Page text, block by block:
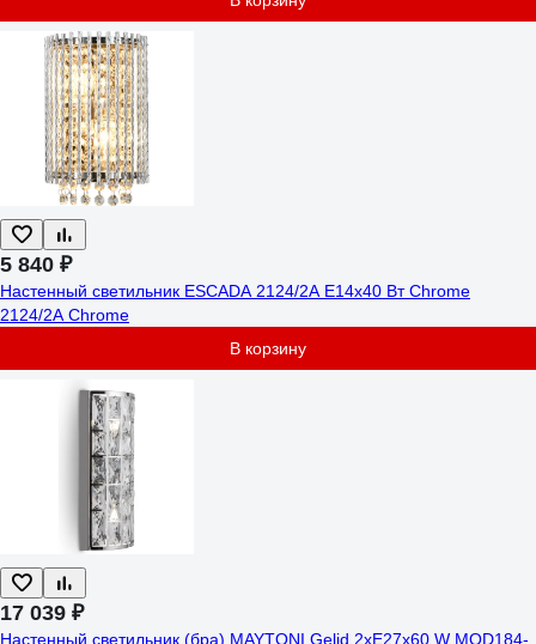
5 840 ₽
Настенный светильник ESCADA 2124/2A E14х40 Вт Chrome
2124/2A Chrome
В корзину
17 039 ₽
Настенный светильник (бра) MAYTONI Gelid 2хE27x60 W MOD184-